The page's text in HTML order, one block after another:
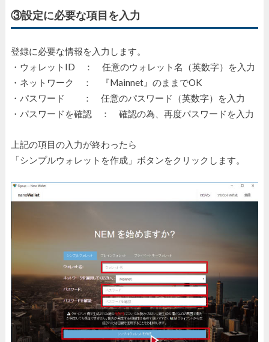
③設定に必要な項目を入力
登録に必要な情報を入力します。
・ウォレットID ： 任意のウォレット名（英数字）を入力
・ネットワーク ： 『Mainnet』のままでOK
・パスワード ： 任意のパスワード（英数字）を入力
・パスワードを確認 ： 確認の為、再度パスワードを入力
上記の項目の入力が終わったら
「シンプルウォレットを作成」ボタンをクリックします。